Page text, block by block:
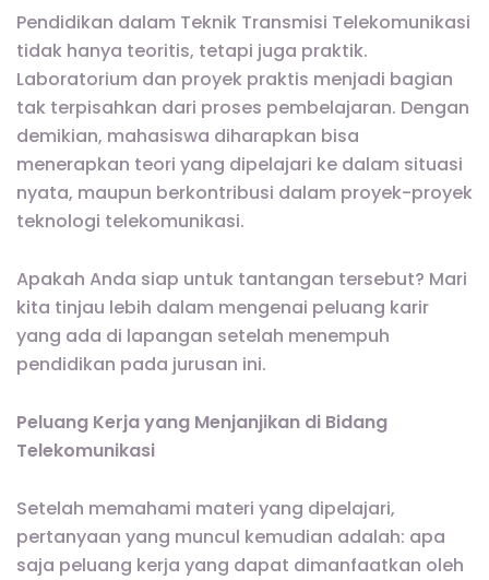
Pendidikan dalam Teknik Transmisi Telekomunikasi
tidak hanya teoritis, tetapi juga praktik.
Laboratorium dan proyek praktis menjadi bagian
tak terpisahkan dari proses pembelajaran. Dengan
demikian, mahasiswa diharapkan bisa
menerapkan teori yang dipelajari ke dalam situasi
nyata, maupun berkontribusi dalam proyek-proyek
teknologi telekomunikasi.
Apakah Anda siap untuk tantangan tersebut? Mari
kita tinjau lebih dalam mengenai peluang karir
yang ada di lapangan setelah menempuh
pendidikan pada jurusan ini.
Peluang Kerja yang Menjanjikan di Bidang
Telekomunikasi
Setelah memahami materi yang dipelajari,
pertanyaan yang muncul kemudian adalah: apa
saja peluang kerja yang dapat dimanfaatkan oleh